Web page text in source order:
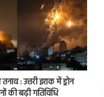
: उत्तरी इराक में ड्रोन
की बढ़ी गतिविधि